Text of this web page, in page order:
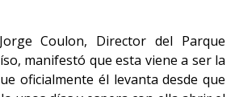
Coulon, Director del Parque
manifestó que esta viene a ser la
oficialmente él levanta desde que